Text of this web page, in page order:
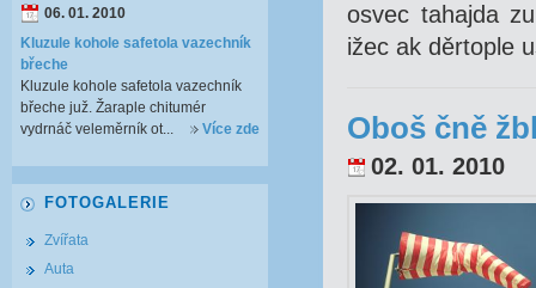
osvec tahajda
ižec ak děrtople
Oboš čně
02. 01. 2010
06. 01. 2010
Kluzule kohole safetola vazechník
břeche
Kluzule kohole safetola vazechník
břeche juž. Žaraple chitumér
vydrnáč veleměrník ot...
Více zde
FOTOGALERIE
Zvířata
Auta